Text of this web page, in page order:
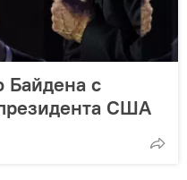
Байдена с
США